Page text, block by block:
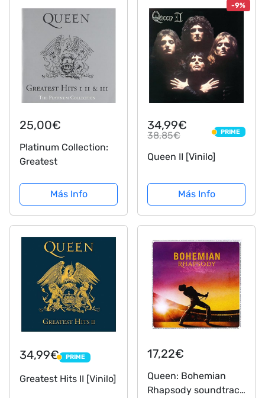
25,00€
Platinum Collection:
Greatest
Más Info
-9%
34,99€
38,85€ PRIME
PRIME
Queen II [Vinilo]
Más Info
34,99€ PRIME
PRIME
Greatest Hits II [Vinilo]
17,22€
Queen: Bohemian
Rhapsody soundtrack